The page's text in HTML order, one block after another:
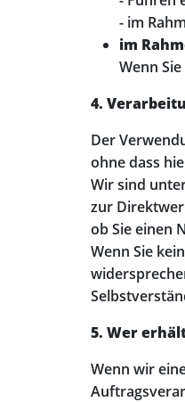
- im
im
Wenn
4.
Der
ohne dass
Wir sind
zur
ob Sie einen
Wenn Sie
5. Wer
Wenn wir